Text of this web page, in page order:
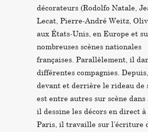
décorateurs (Rodolfo Natale,
Lecat, Pierre-André Weitz,
aux États-Unis, en Europe et
nombreuses scènes nationales
françaises. Parallèlement, il
différentes compagnies.
devant et derrière le rideau de
est entre autres sur scène dans
il dessine les décors en direct à
Paris, il travaille sur l’écriture